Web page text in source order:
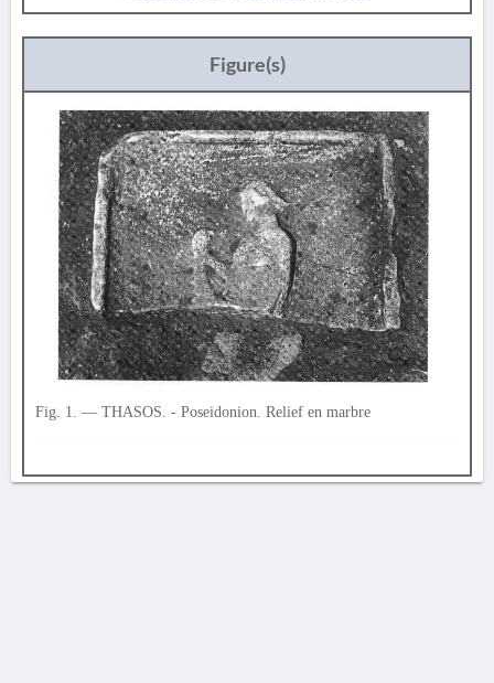
Figure(s)
Fig. 1. — THASOS. - Poseidonion. Relief en marbre